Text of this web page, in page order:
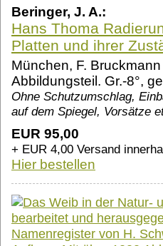
Beringer, J. A.:
Hans Thoma
Platten und ihrer
München, F.
Abbildungsteil. Gr.-8°,
Ohne Schutzumschlag,
auf dem Spiegel, Vorsätze
EUR 95,00
+ EUR 4,00 Versand
Hier bestellen